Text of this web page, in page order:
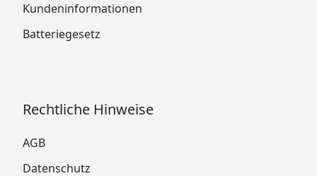
Kundeninformationen
Batteriegesetz
Rechtliche Hinweise
AGB
Datenschutz